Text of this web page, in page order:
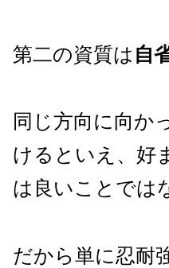
第二の資質は 自
同じ方向に向か
けるといえ、好
は良いことでは
だから単に忍耐